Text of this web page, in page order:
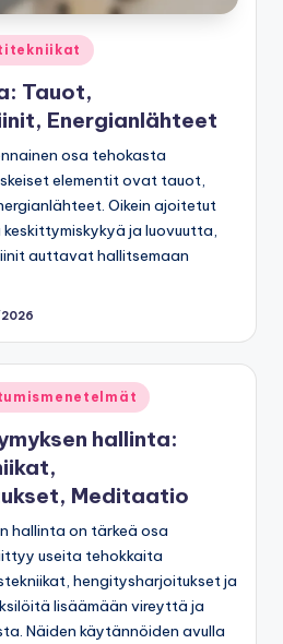
Tauot,
Energianlähteet
osa tehokasta
elementit ovat tauot,
Oikein ajoitetut
ja luovuutta,
auttavat hallitsemaan
hallinta:
Meditaatio
hallinta on tärkeä osa
useita tehokkaita
hengitysharjoitukset ja
lisäämään vireyttä ja
Näiden käytännöiden avulla